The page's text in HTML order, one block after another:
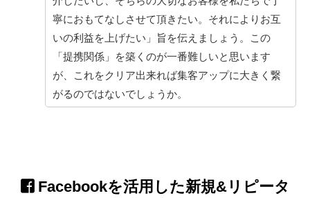
寧におもてなしさせて頂きたい。それによりお互
いの利益を上げたい」旨を伝えましょう。この
「提携関係」を築くのが一番難しいと思います
が、これをクリア出来れば集客アップに大きく繋
がるのではないでしょうか。
Facebookを活用した新規&リピータ